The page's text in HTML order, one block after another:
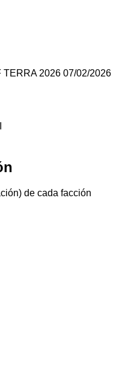
TERRA 2026 07/02/2026
de cada facción